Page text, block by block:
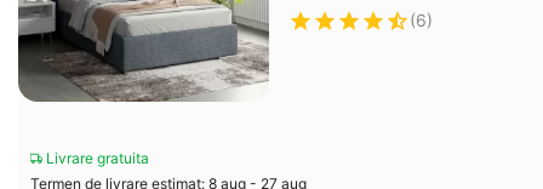
(6)
Livrare gratuita
Termen de livrare estimat: 8 aug - 27 aug